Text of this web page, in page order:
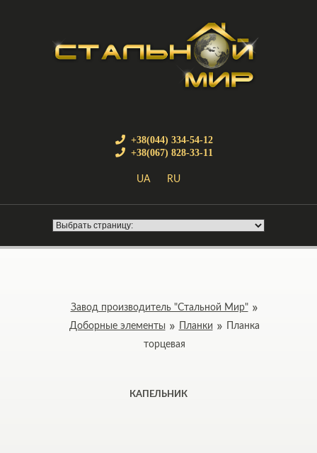
+38(044) 334-54-12
+38(067) 828-33-11
UA RU
Завод производитель "Стальной Мир"
Доборные элементы
Планки
Планка
торцевая
КАПЕЛЬНИК